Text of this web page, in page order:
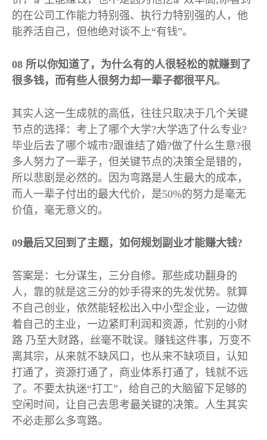
的在公司工作能力特别强、执行力特别强的人，他
能养活自己，但他绝对谈不上“有钱”。
08 所以你知道了，为什么有的人很轻松的就赚到了
很多钱，而有些人很努力却一辈子都很平凡。
其实人这一生成就的高低，往往只取决于几个关键
节点的选择：考上了哪个大学?大学选了什么专业?
毕业后去了哪个城市?跟谁结了婚?做了什么生意?很
多人努力了一辈子，但关键节点的决策全是错的，
所以悲剧是必然的。因为弯路是人生最大的成本，
而人一辈子付出的最大代价，是50%的努力是毫无
价值，毫无意义的。
09最后又回到了主题，如何规划副业才能赚大钱?
答案是：七分谋生，三分自修。那些成功翻身的
人，靠的就是这三分的妙手得来的先发优势。就算
不自己创业，依然能轻松出入中小型企业，一边做
着自己的主业，一边紧盯利润和资源，忙别的小财
路 乃至大财路，丝毫不耽误。赚钱这件事，万变不
离其宗，从来就不缺风口，也从来不缺项目，认知
打通了，资源打通了，商业体系打通了，钱就不远
了。不要太执迷“打工”，给自己的大脑留下足够的
空闲时间，让自己去思考最关键的决策。人生其实
不必走那么多弯路。